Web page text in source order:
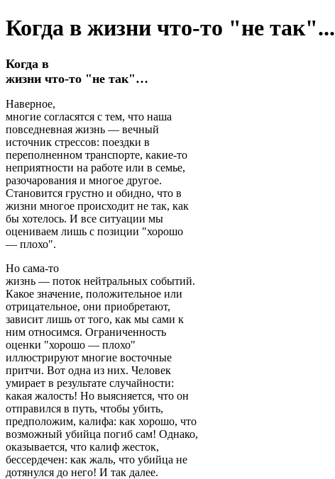
Когда в жизни что-то "не так"...
Когда в
жизни что-то "не так"…
Наверное,
многие согласятся с тем, что наша
повседневная жизнь — вечный
источник стрессов: поездки в
переполненном транспорте, какие-то
неприятности на работе или в семье,
разочарования и многое другое.
Становится грустно и обидно, что в
жизни многое происходит не так, как
бы хотелось. И все ситуации мы
оцениваем лишь с позиции "хорошо
— плохо".
Но сама-то
жизнь — поток нейтральных событий.
Какое значение, положительное или
отрицательное, они приобретают,
зависит лишь от того, как мы сами к
ним относимся. Ограниченность
оценки "хорошо — плохо"
иллюстрируют многие восточные
притчи. Вот одна из них. Человек
умирает в результате случайности:
какая жалость! Но выясняется, что он
отправился в путь, чтобы убить,
предположим, калифа: как хорошо, что
возможный убийца погиб сам! Однако,
оказывается, что калиф жесток,
бессердечен: как жаль, что убийца не
дотянулся до него! И так далее.